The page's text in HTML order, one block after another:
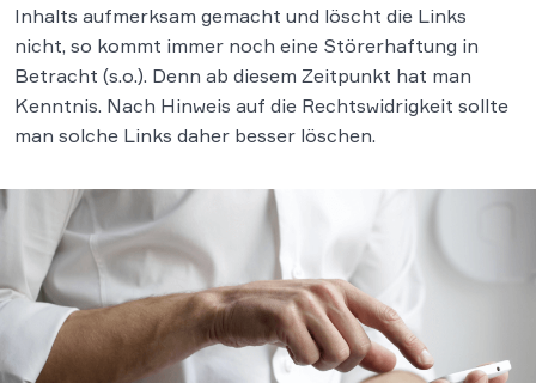
Inhalts aufmerksam gemacht und löscht die Links
nicht, so kommt immer noch eine Störerhaftung in
Betracht (s.o.). Denn ab diesem Zeitpunkt hat man
Kenntnis. Nach Hinweis auf die Rechtswidrigkeit sollte
man solche Links daher besser löschen.